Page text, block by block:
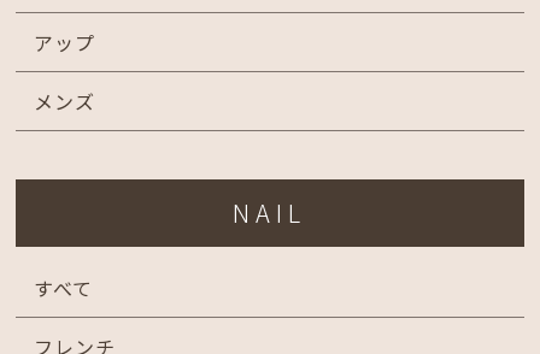
アップ
メンズ
NAIL
すべて
フレンチ